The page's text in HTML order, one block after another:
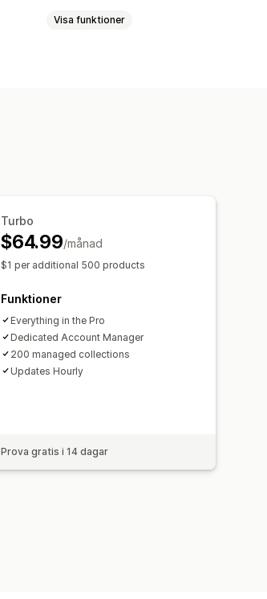
Visa funktioner
Turbo
$64.99/månad
$1 per additional 500 products
Funktioner
Everything in the Pro
Dedicated Account Manager
200 managed collections
Updates Hourly
Prova gratis i 14 dagar